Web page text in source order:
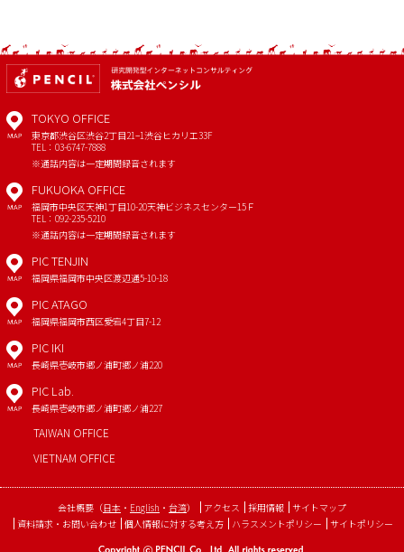
MAP
TOKYO OFFICE
東京都渋谷区渋谷2丁目21−1渋谷ヒカリエ33F
TEL：03-6747-7888
※通話内容は一定期間録音されます
MAP
FUKUOKA OFFICE
福岡市中央区天神1丁目10-20天神ビジネスセンター15Ｆ
TEL：092-235-5210
※通話内容は一定期間録音されます
MAP
PIC TENJIN
福岡県福岡市中央区渡辺通5-10-18
MAP
PIC ATAGO
福岡県福岡市西区愛宕4丁目7-12
MAP
PIC IKI
長崎県壱岐市郷ノ浦町郷ノ浦220
MAP
PIC Lab.
長崎県壱岐市郷ノ浦町郷ノ浦227
TAIWAN OFFICE
VIETNAM OFFICE
会社概要 （日本 ・ English ・ 台湾） アクセス 採用情報 サイトマップ
資料請求・お問い合わせ 個人情報に対する考え方 ハラスメントポリシー サイトポリシー